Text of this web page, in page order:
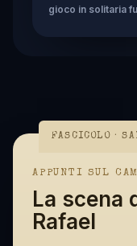
gioco in solitaria
FASCICOLO ·
APPUNTI SUL
La scena
Rafael